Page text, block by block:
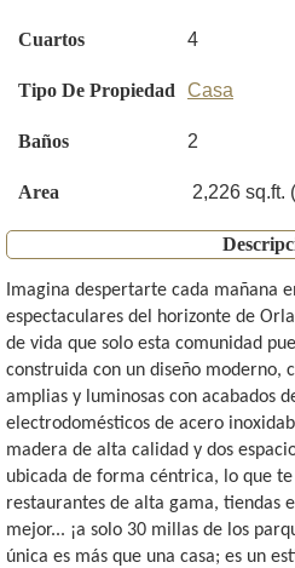
Cuartos 4
Tipo De Propiedad Casa
Baños 2
Area 2,226 sq.ft.
Imagina despertarte cada mañana
espectaculares del horizonte de
de vida que solo esta comunidad
construida con un diseño moderno,
amplias y luminosas con acabados
electrodomésticos de acero
madera de alta calidad y dos
ubicada de forma céntrica, lo que
restaurantes de alta gama, tiendas
mejor... ¡a solo 30 millas de los
única es más que una casa; es un